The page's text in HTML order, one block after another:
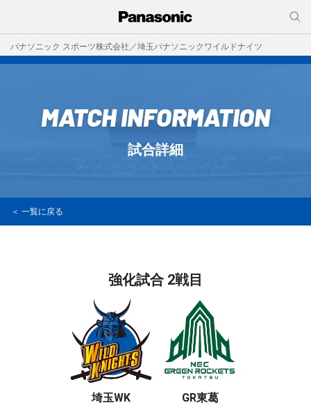
パナソニック スポーツ株式会社／埼玉パナソニックワイルドナイツ
MATCH INFORMATION
試合詳細
＜ 一覧に戻る
強化試合 2戦目
埼玉WK GR東葛